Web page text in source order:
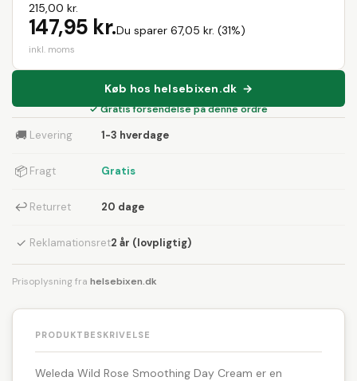
215,00 kr.
147,95 kr.Du sparer 67,05 kr. (31%)
inkl. moms
Køb hos helsebixen.dk →
✓ Gratis forsendelse på denne ordre
🚚 Levering 1-3 hverdage
📦 Fragt Gratis
↩ Returret 20 dage
✓ Reklamationsret2 år (lovpligtig)
Prisoplysning fra helsebixen.dk
PRODUKTBESKRIVELSE
Weleda Wild Rose Smoothing Day Cream er en